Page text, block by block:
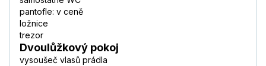
pantofle: v ceně
ložnice
trezor
Dvoulůžkový pokoj
vysoušeč vlasů prádla